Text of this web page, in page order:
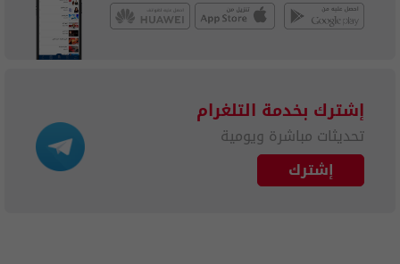
إشترك بخدمة التلغرام
تحديثات مباشرة ويومية
إشترك